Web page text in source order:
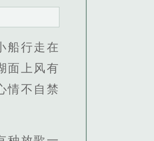
船行走在
面上风有
情不自禁